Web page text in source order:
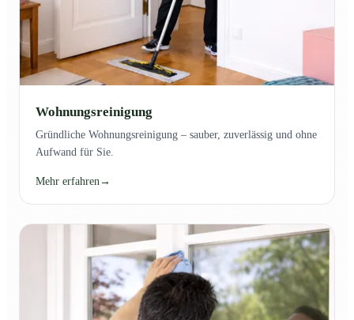
Wohnungsreinigung
Gründliche Wohnungsreinigung – sauber, zuverlässig und ohne
Aufwand für Sie.
Mehr erfahren →